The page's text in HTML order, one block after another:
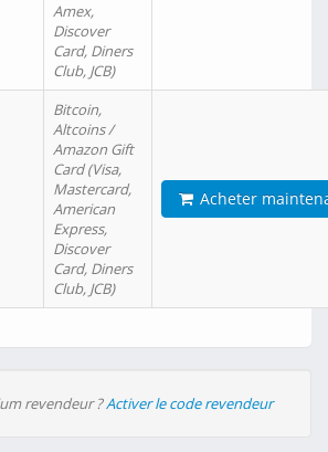
Amex,
Discover
Card, Diners
Club, JCB)
Bitcoin,
Altcoins /
Amazon Gift
Card (Visa,
Mastercard,
American
Express,
Discover
Card, Diners
Club, JCB)
Acheter
revendeur ?Activer le code revendeur